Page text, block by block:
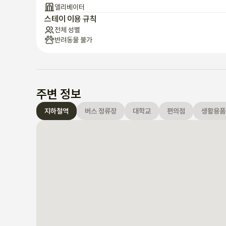
엘리베이터
스테이 이용 규칙
전체 성별
반려동물 불가
주변 정보
지하철역 버스 정류장 대학교 편의점 생활용